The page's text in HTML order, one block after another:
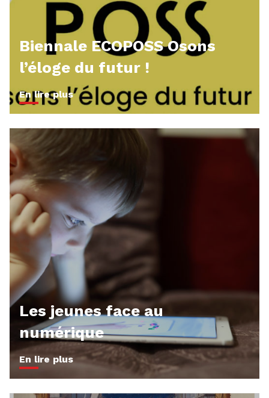
Biennale ECOPOSS Osons
l’éloge du futur !
En lire plus
Les jeunes face au
numérique
En lire plus